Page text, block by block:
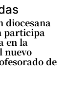
diocesana
participa
en la
nuevo
de